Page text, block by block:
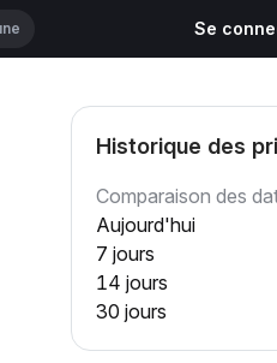
Se
Historique des
Comparaison des
Aujourd'hui
7 jours
14 jours
30 jours